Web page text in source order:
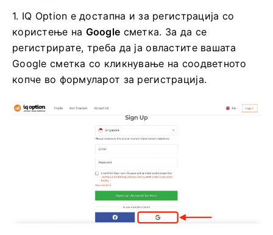
1. IQ Option е достапна и за регистрација со
користење на Google сметка. За да се
регистрирате, треба да ја овластите вашата
Google сметка со кликнување на соодветното
копче во формуларот за регистрација.